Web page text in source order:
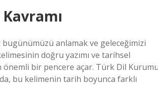
bugünümüzü anlamak ve geleceğimizi
doğru yazımı ve tarihsel
bir pencere açar. Türk Dil
bu kelimenin tarih boyunca farklı